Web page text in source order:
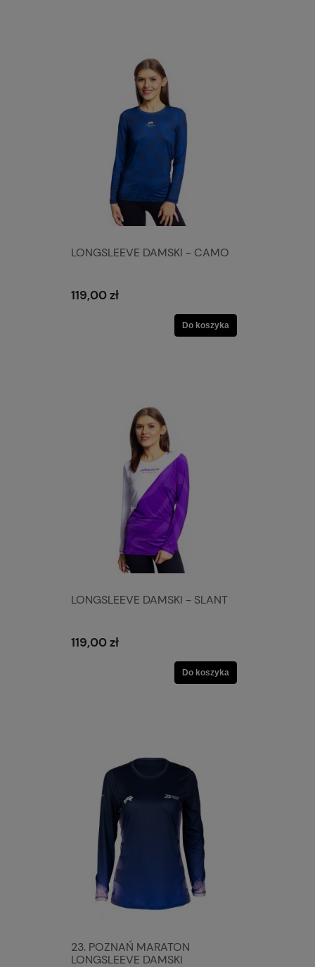
LONGSLEEVE DAMSKI - CAMO
119,00 zł
Do koszyka
LONGSLEEVE DAMSKI - SLANT
119,00 zł
Do koszyka
23. POZNAŃ MARATON
LONGSLEEVE DAMSKI